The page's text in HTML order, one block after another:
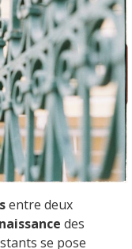
entre deux
des
se pose